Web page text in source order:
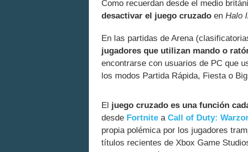
Como recuerdan desde el medio
desactivar el juego cruzado en Halo
En las partidas de Arena
jugadores que utilizan mando o
encontrarse con usuarios de PC que
los modos Partida Rápida, Fiesta o
El juego cruzado es una función
desde Fortnite a Call of Duty:
propia polémica por los jugadores
títulos recientes de Xbox Game